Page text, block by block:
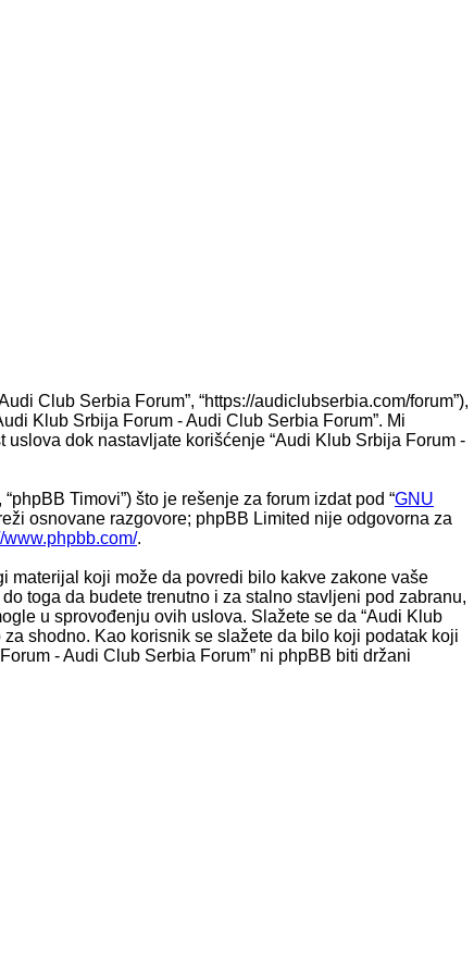
Club Serbia Forum”, “https://audiclubserbia.com/forum”),
Klub Srbija Forum - Audi Club Serbia Forum”. Mi
dok nastavljate korišćenje “Audi Klub Srbija Forum -
Timovi”) što je rešenje za forum izdat pod “GNU
osnovane razgovore; phpBB Limited nije odgovorna za
www.phpbb.com/.
materijal koji može da povredi bilo kakve zakone vaše
toga da budete trenutno i za stalno stavljeni pod zabranu,
u sprovođenju ovih uslova. Slažete se da “Audi Klub
shodno. Kao korisnik se slažete da bilo koji podatak koji
- Audi Club Serbia Forum” ni phpBB biti držani